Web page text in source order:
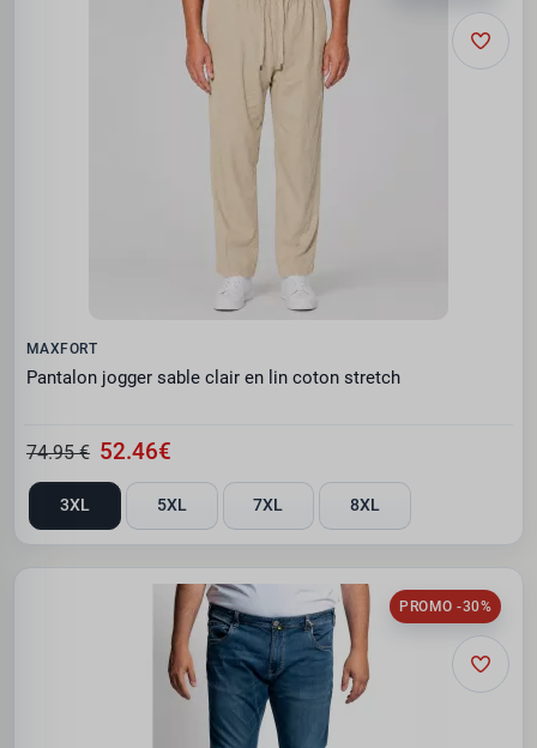
MAXFORT
Pantalon jogger sable clair en lin coton stretch
74.95 € 52.46€
3XL 5XL 7XL 8XL
PROMO -30%